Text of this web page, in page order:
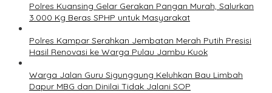
Polres Kuansing Gelar Gerakan Pangan Murah, Salurkan
3.000 Kg Beras SPHP untuk Masyarakat
Polres Kampar Serahkan Jembatan Merah Putih Presisi
Hasil Renovasi ke Warga Pulau Jambu Kuok
Warga Jalan Guru Sigunggung Keluhkan Bau Limbah
Dapur MBG dan Dinilai Tidak Jalani SOP